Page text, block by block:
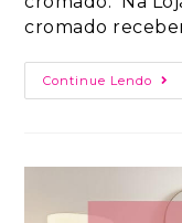
cromado
Continue Lendo